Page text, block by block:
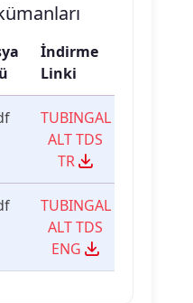
İndirme
Linki
TUBINGAL
ALT TDS
TR
TUBINGAL
ALT TDS
ENG